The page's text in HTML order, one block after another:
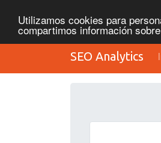
Utilizamos cookies para
compartimos información
SEO Analytics